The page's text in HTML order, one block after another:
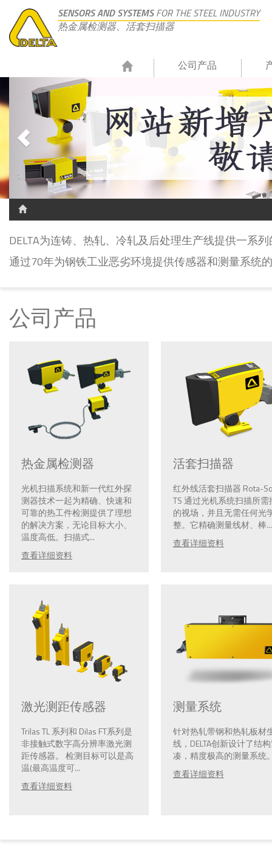
SENSORS AND SYSTEMSFOR THE STEEL INDUSTRY
热金属检测器、活套扫描器
公司产品
DELTA为连铸、热轧、冷轧及后处理生产线提供一系
通过70年为钢铁工业恶劣环境提供传感器和测量系统
公司产品
热金属检测器
光机扫描系统和新一代红外探
测器技术一起为精确、快速和
可靠的热工件检测提供了理想
的解决方案，无论目标大小、
温度高低。扫描式...
查看详细资料
活套扫描器
红外线活套扫描器 Rota-
TS 通过光机系统扫描所需
的视场，并且无需任何光
整。它精确测量线材、棒...
查看详细资料
激光测距传感器
Trilas TL 系列和 Dilas FT系列是
非接触式数字高分辨率激光测
距传感器。 检测目标可以是高
温(最高温度可...
查看详细资料
测量系统
针对热轧带钢和热轧板材
线，DELTA创新设计了结
凑，精度极高的测量系统
查看详细资料